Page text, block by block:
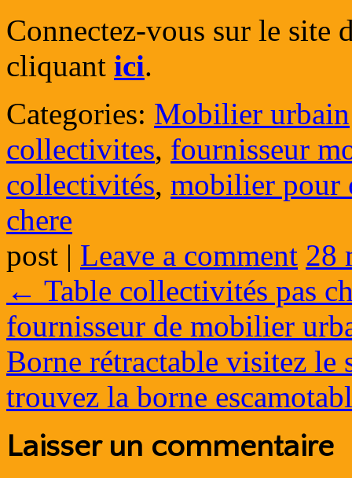
Connectez-vous sur le site
cliquant ici.
Categories: Mobilier urbain
collectivites, fournisseur
collectivités, mobilier pour
chere
post | Leave a comment 28
← Table collectivités pas
fournisseur de mobilier
Borne rétractable visitez le
trouvez la borne
Laisser un commentaire